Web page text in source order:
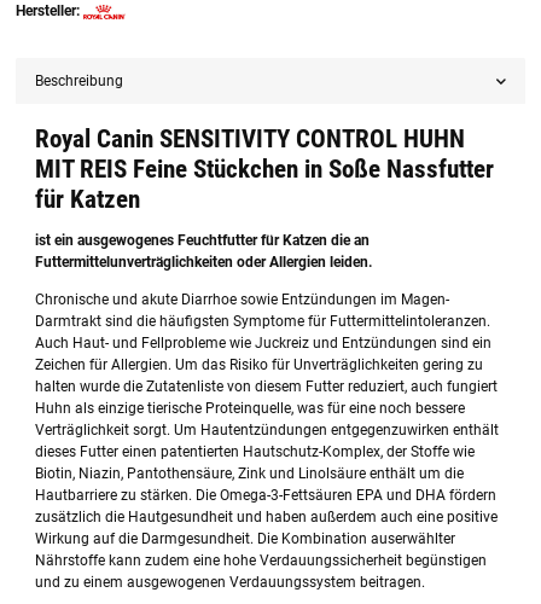
Hersteller:
Beschreibung
Royal Canin SENSITIVITY CONTROL HUHN
MIT REIS Feine Stückchen in Soße Nassfutter
für Katzen
ist ein ausgewogenes Feuchtfutter für Katzen die an
Futtermittelunverträglichkeiten oder Allergien leiden.
Chronische und akute Diarrhoe sowie Entzündungen im Magen-
Darmtrakt sind die häufigsten Symptome für Futtermittelintoleranzen.
Auch Haut- und Fellprobleme wie Juckreiz und Entzündungen sind ein
Zeichen für Allergien. Um das Risiko für Unverträglichkeiten gering zu
halten wurde die Zutatenliste von diesem Futter reduziert, auch fungiert
Huhn als einzige tierische Proteinquelle, was für eine noch bessere
Verträglichkeit sorgt. Um Hautentzündungen entgegenzuwirken enthält
dieses Futter einen patentierten Hautschutz-Komplex, der Stoffe wie
Biotin, Niazin, Pantothensäure, Zink und Linolsäure enthält um die
Hautbarriere zu stärken. Die Omega-3-Fettsäuren EPA und DHA fördern
zusätzlich die Hautgesundheit und haben außerdem auch eine positive
Wirkung auf die Darmgesundheit. Die Kombination auserwählter
Nährstoffe kann zudem eine hohe Verdauungssicherheit begünstigen
und zu einem ausgewogenen Verdauungssystem beitragen.